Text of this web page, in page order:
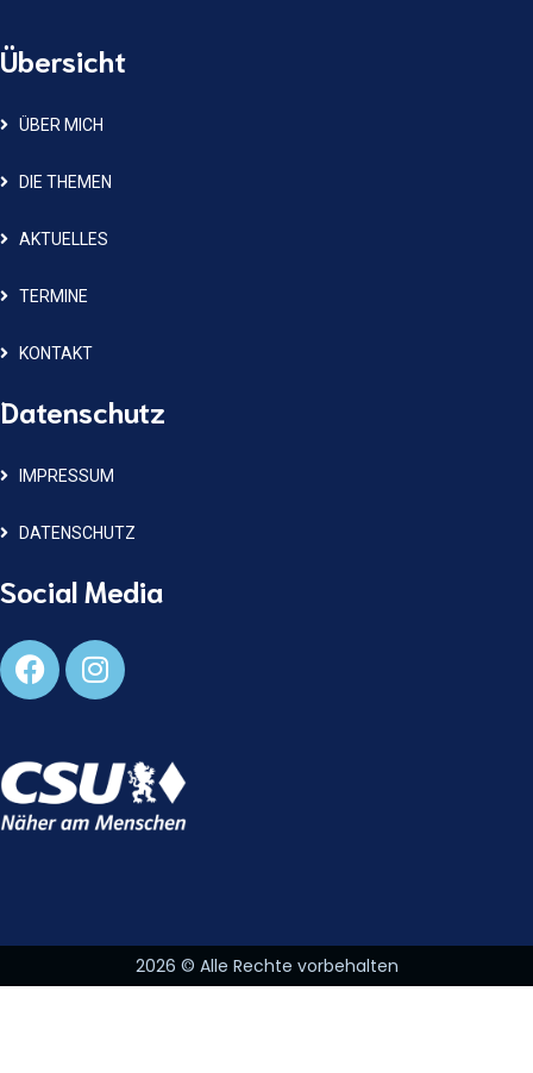
Übersicht
ÜBER MICH
DIE THEMEN
AKTUELLES
TERMINE
KONTAKT
Datenschutz
IMPRESSUM
DATENSCHUTZ
Social Media
2026 © Alle Rechte vorbehalten